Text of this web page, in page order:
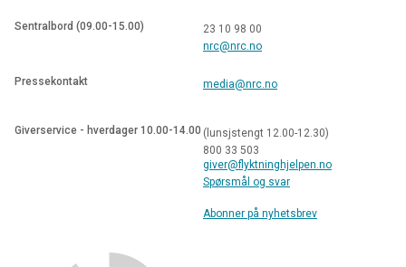
Sentralbord (09.00-15.00)
23 10 98 00
nrc@nrc.no
Pressekontakt media@nrc.no
Giverservice - hverdager 10.00-14.00 (lunsjstengt 12.00-12.30)
800 33 503
giver@flyktninghjelpen.no
Spørsmål og svar
Abonner på nyhetsbrev